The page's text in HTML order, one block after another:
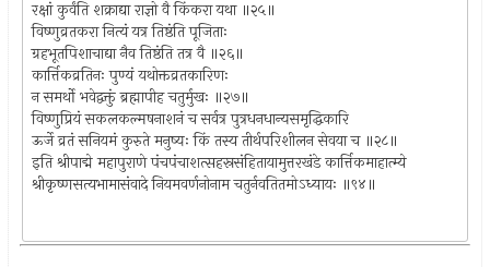
रक्षां कुर्वंति शक्राद्या राज्ञो वै किंकरा यथा ॥२५॥
विष्णुव्रतकरा नित्यं यत्र तिष्ठंति पूजिताः
ग्रहभूतपिशाचाद्या नैव तिष्ठंति तत्र वै ॥२६॥
कार्त्तिकव्रतिनः पुण्यं यथोक्तव्रतकारिणः
न समर्थो भवेद्वक्तुं ब्रह्मापीह चतुर्मुखः ॥२७॥
विष्णुप्रियं सकलकल्मषनाशनं च सर्वत्र पुत्रधनधान्यसमृद्धिकारि
ऊर्जे व्रतं सनियमं कुरुते मनुष्यः किं तस्य तीर्थपरिशीलन सेवया च ॥२८॥
इति श्रीपाद्मे महापुराणे पंचपंचाशत्सहस्रसंहितायामुत्तरखंडे कार्त्तिकमाहात्म्ये
श्रीकृष्णसत्यभामासंवादे नियमवर्णनोनाम चतुर्नवतितमोऽध्यायः ॥९४॥